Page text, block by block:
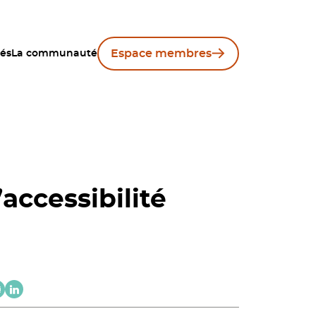
La communauté Espace membres